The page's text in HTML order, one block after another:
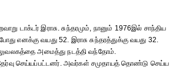
டாக்டர் இராசு. சுந்தரமும், நானும் 1976இல் சாந்திய
எனக்கு வயது 52. இராசு சுந்தரத்துக்கு வயது 32.
அமைத்து நடத்தி வந்தோம்.
தேர்வு செய்யப்பட்டனர். அவர்கள் சமுதாயத் தொண்டு செய்ய